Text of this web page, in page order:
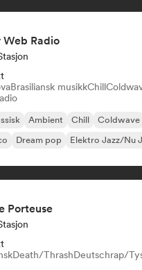
Web Radio
Brasiliansk musikkChill
Ambient Chill
Coldwave
Dream pop Elektro Jazz/Nu
Porteuse
Death/ThrashDeutschrap/